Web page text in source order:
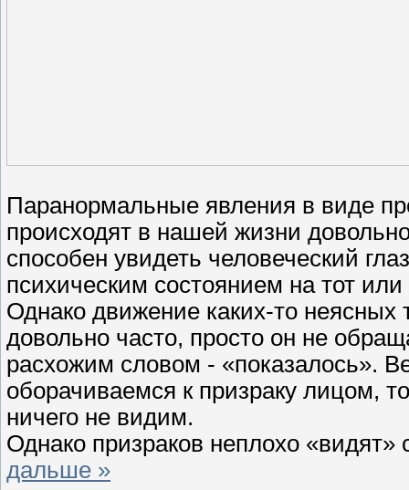
Паранормальные явления в виде
происходят в нашей жизни
способен увидеть человеческий
психическим состоянием на тот
Однако движение каких-то
довольно часто, просто он не
расхожим словом - «показалось».
оборачиваемся к призраку лицом,
ничего не видим.
Однако призраков неплохо
дальше »